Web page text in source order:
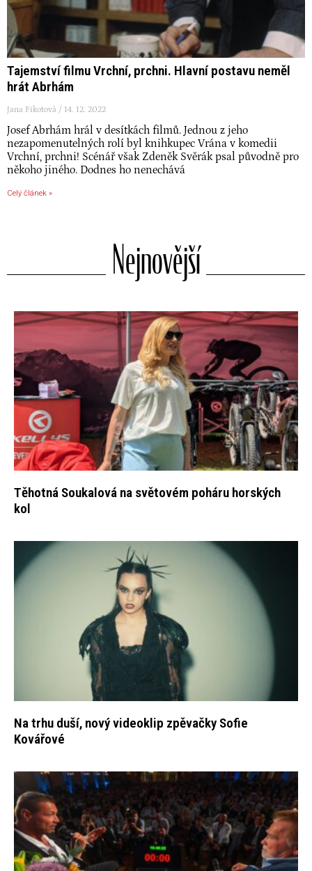
Tajemství filmu Vrchní, prchni. Hlavní postavu neměl
hrát Abrhám
Jana Fikotová 14. 12. 2022
Josef Abrhám hrál v desítkách filmů. Jednou z jeho
nezapomenutelných rolí byl knihkupec Vrána v komedii
Vrchní, prchni! Scénář však Zdeněk Svěrák psal původně pro
někoho jiného. Dodnes ho nenechává
Celý článek »
Nejnovější
Těhotná Soukalová na světovém poháru horských
kol
Na trhu duší, nový videoklip zpěvačky Sofie
Kovářové